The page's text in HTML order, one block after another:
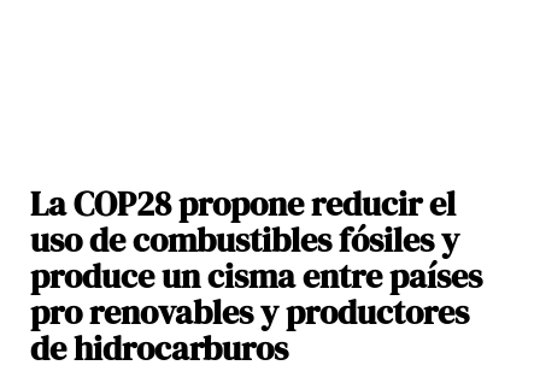
La COP28 propone reducir el
uso de combustibles fósiles y
produce un cisma entre países
pro renovables y productores
de hidrocarburos